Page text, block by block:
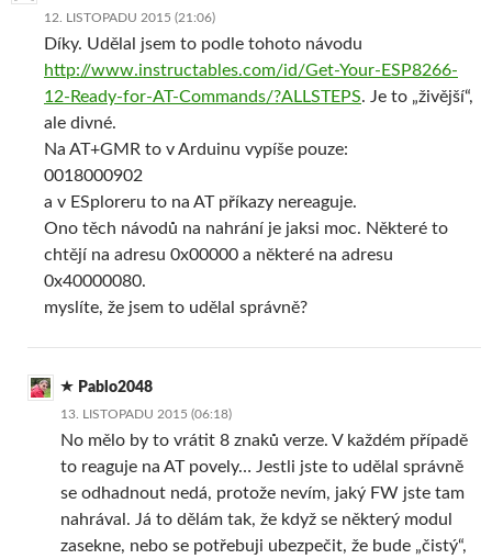
12. LISTOPADU 2015 (21:06)
Díky. Udělal jsem to podle tohoto návodu
http://www.instructables.com/id/Get-Your-ESP8266-
12-Ready-for-AT-Commands/?ALLSTEPS. Je to „živější“,
ale divné.
Na AT+GMR to v Arduinu vypíše pouze:
0018000902
a v ESploreru to na AT příkazy nereaguje.
Ono těch návodů na nahrání je jaksi moc. Některé to
chtějí na adresu 0x00000 a některé na adresu
0x40000080.
myslíte, že jsem to udělal správně?
Pablo2048
13. LISTOPADU 2015 (06:18)
No mělo by to vrátit 8 znaků verze. V každém případě
to reaguje na AT povely… Jestli jste to udělal správně
se odhadnout nedá, protože nevím, jaký FW jste tam
nahrával. Já to dělám tak, že když se některý modul
zasekne, nebo se potřebuji ubezpečit, že bude „čistý“,